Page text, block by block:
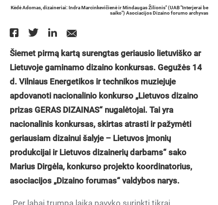
Kėdė Adomas, dizaineriai: Indra Marcinkevičienė ir Mindaugas Žilionis" (UAB "Interjerai be
saiko") Asociacijos Dizaino forumo archyvas
Šiemet pirmą kartą surengtas geriausio lietuviško ar
Lietuvoje gaminamo dizaino konkursas. Gegužės 14
d. Vilniaus Energetikos ir technikos muziejuje
apdovanoti nacionalinio konkurso „Lietuvos dizaino
prizas GERAS DIZAINAS“ nugalėtojai. Tai yra
nacionalinis konkursas, skirtas atrasti ir pažymėti
geriausiam dizainui šalyje – Lietuvos įmonių
produkcijai ir Lietuvos dizainerių darbams“ sako
Marius Dirgėla, konkurso projekto koordinatorius,
asociacijos „Dizaino forumas“ valdybos narys.
„Per labai trumpą laiką pavyko surinkti tikrai